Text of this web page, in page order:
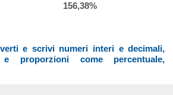
156,38%
e scrivi numeri interi e decimali,
proporzioni come percentuale,